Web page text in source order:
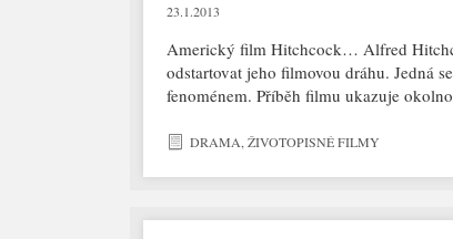
23.1.2013
Americký film Hitchcock… Alfred
odstartovat jeho filmovou dráhu. Jedná
fenoménem. Příběh filmu ukazuje
DRAMA ŽIVOTOPISNÉ FILMY